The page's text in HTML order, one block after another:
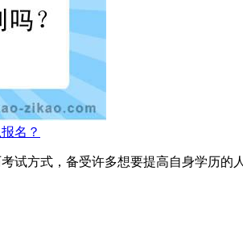
名？
试方式，备受许多想要提高自身学历的